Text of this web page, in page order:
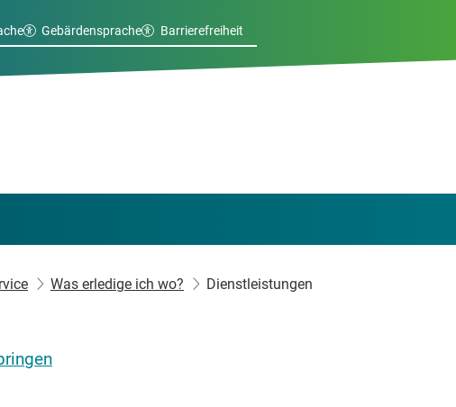
Gebärdensprache Barrierefreiheit
Was erledige ich wo? Dienstleistungen